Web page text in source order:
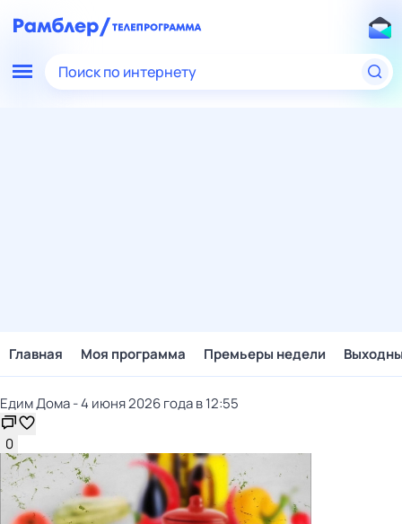
Поиск по интернету
Главная Моя программа Премьеры недели
Едим Дома - 4 июня 2026 года в 12:55
0